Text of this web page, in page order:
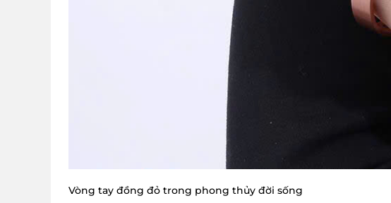
Vòng tay đồng đỏ trong phong thủy đời sống